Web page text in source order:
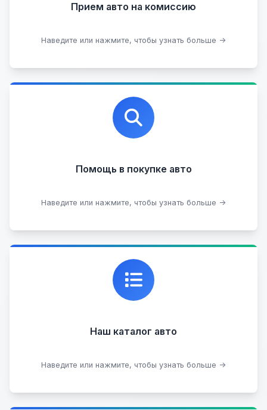
Прием авто на комиссию
Наведите или нажмите, чтобы узнать больше →
Прием битых авто
Оставить на комиссии
Помощь в покупке авто
Наведите или нажмите, чтобы узнать больше →
Профессиональная помощь в выборе автомобиля
на любых торговых площадках с проверкой
юридической чистоты.
Подобрать авто
Наш каталог авто
Наведите или нажмите, чтобы узнать больше →
Каталог проверенных автомобилей в отличном
состоянии, где вы можете найти подробную
информацию о каждом авто.
Посмотреть каталог